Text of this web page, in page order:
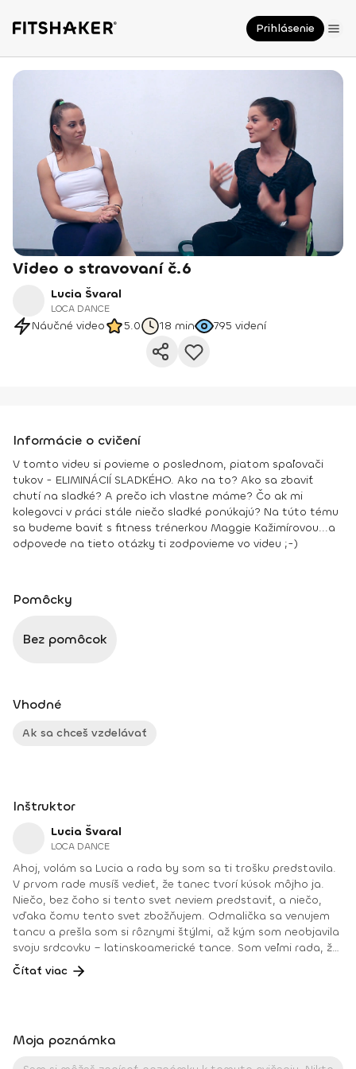
Prihlásenie
Video o stravovaní č.6
Lucia Švaral
LOCA DANCE
Náučné video 5.0 18 min 795 videní
Informácie o cvičení
V tomto videu si povieme o poslednom, piatom spaľovači
tukov - ELIMINÁCIÍ SLADKÉHO. Ako na to? Ako sa zbaviť
chutí na sladké? A prečo ich vlastne máme? Čo ak mi
kolegovci v práci stále niečo sladké ponúkajú? Na túto tému
sa budeme baviť s fitness trénerkou Maggie Kažimírovou...a
odpovede na tieto otázky ti zodpovieme vo videu ;-)
Pomôcky
Bez pomôcok
Vhodné
Ak sa chceš vzdelávať
Inštruktor
Lucia Švaral
LOCA DANCE
Ahoj, volám sa Lucia a rada by som sa ti trošku predstavila.
V prvom rade musíš vedieť, že tanec tvorí kúsok môjho ja.
Niečo, bez čoho si tento svet neviem predstaviť, a niečo,
vďaka čomu tento svet zbožňujem. Odmalička sa venujem
tancu a prešla som si rôznymi štýlmi, až kým som neobjavila
svoju srdcovku – latinskoamerické tance. Som veľmi rada, že
svoju vášeň môžem posúvať ďalej, a preto viem, že začať s
predcvičovaním bola tá najlepšia vec na svete, na ktorú ma
školách. Je úžasné pozorovať detskú radosť z cvičenia.
Čítať viac
Moja poznámka